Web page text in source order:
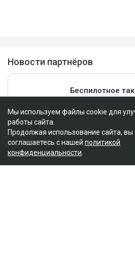
Мы используем файлы cookie для
работы сайта.
Продолжая использование сайта, вы
соглашаетесь с нашей политикой
конфиденциальности